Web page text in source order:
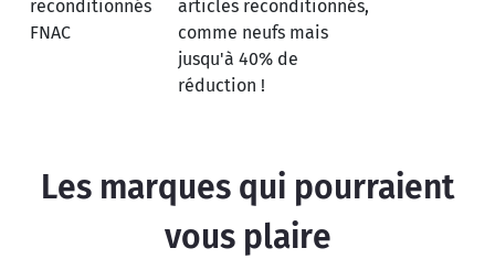
reconditionnés
FNAC
articles reconditionnés,
comme neufs mais
jusqu'à 40% de
réduction !
Les marques qui pourraient
vous plaire